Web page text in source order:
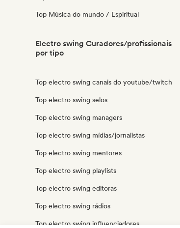
Top Música do mundo / Espiritual
Electro swing Curadores/profissionais
por tipo
Top electro swing canais do youtube/twitch
Top electro swing selos
Top electro swing managers
Top electro swing mídias/jornalistas
Top electro swing mentores
Top electro swing playlists
Top electro swing editoras
Top electro swing rádios
Top electro swing influenciadores